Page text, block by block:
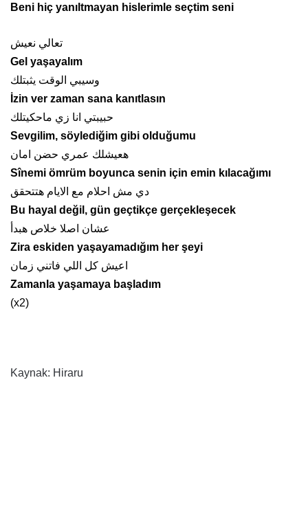
Beni hiç yanıltmayan hislerimle seçtim seni
تعالي نعيش
Gel yaşayalım
وسيبي الوقت يثبتلك
İzin ver zaman sana kanıtlasın
حبيبتي انا زي ماحكيتلك
Sevgilim, söylediğim gibi olduğumu
هعيشلك عمري حضن امان
Sînemi ömrüm boyunca senin için emin kılacağımı
دي مش احلام مع الايام هتتحقق
Bu hayal değil, gün geçtikçe gerçekleşecek
عشان اصلا خلاص هبدأ
Zira eskiden yaşayamadığım her şeyi
اعيش كل اللي فاتني زمان
Zamanla yaşamaya başladım
(x2)
Kaynak: Hiraru